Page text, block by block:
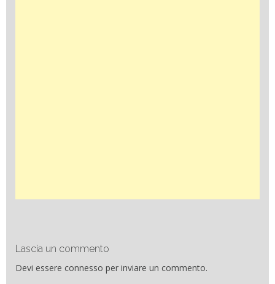
Lascia un commento
Devi essere connesso per inviare un commento.